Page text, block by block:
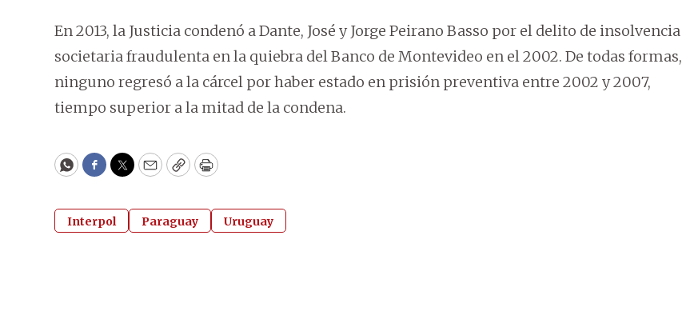
En 2013, la Justicia condenó a Dante, José y Jorge Peirano Basso por el delito de insolvencia
societaria fraudulenta en la quiebra del Banco de Montevideo en el 2002. De todas formas,
ninguno regresó a la cárcel por haber estado en prisión preventiva entre 2002 y 2007,
tiempo superior a la mitad de la condena.
WhatsApp
Facebook
Twitter
EmailCopyPrint
Interpol Paraguay Uruguay